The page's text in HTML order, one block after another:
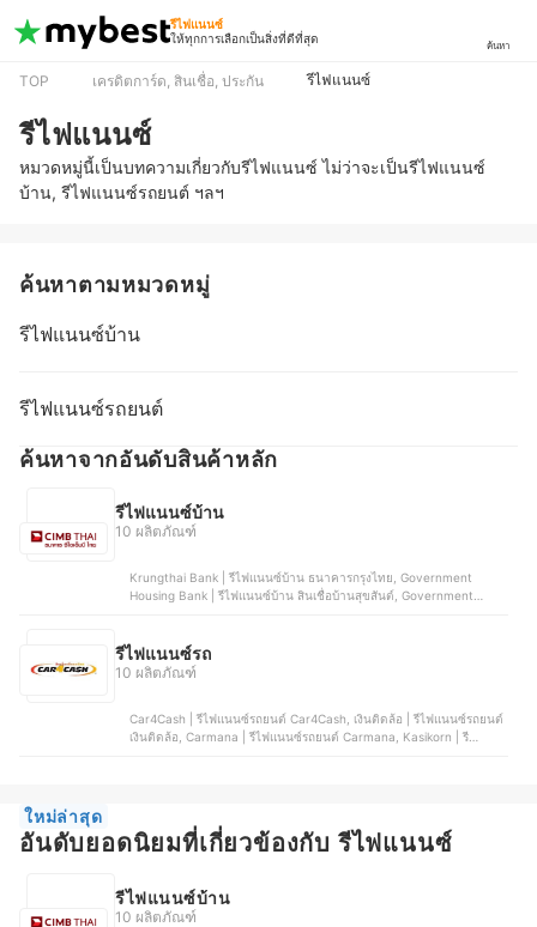
รีไฟแนนซ์
ให้ทุกการเลือกเป็นสิ่งที่ดีที่สุด
ค้นหา
TOP เครดิตการ์ด, สินเชื่อ, ประกัน รีไฟแนนซ์
รีไฟแนนซ์
หมวดหมู่นี้เป็นบทความเกี่ยวกับรีไฟแนนซ์ ไม่ว่าจะเป็นรีไฟแนนซ์
บ้าน, รีไฟแนนซ์รถยนต์ ฯลฯ
ค้นหาตามหมวดหมู่
รีไฟแนนซ์บ้าน
รีไฟแนนซ์รถยนต์
ค้นหาจากอันดับสินค้าหลัก
รีไฟแนนซ์บ้าน
10 ผลิตภัณฑ์
Krungthai Bank | รีไฟแนนซ์บ้าน ธนาคารกรุงไทย, Government
Housing Bank | รีไฟแนนซ์บ้าน สินเชื่อบ้านสุขสันต์, Government
ไฟแนนซ์บ้าน ธนาคาร ซีไอเอ็มบี ไทย
รีไฟแนนซ์รถ
10 ผลิตภัณฑ์
Car4Cash | รีไฟแนนซ์รถยนต์ Car4Cash, เงินติดล้อ | รีไฟแนนซ์รถยนต์
เงินติดล้อ, Carmana | รีไฟแนนซ์รถยนต์ Carmana, Kasikorn | รี
ใหม่ล่าสุด
อันดับยอดนิยมที่เกี่ยวข้องกับ รีไฟแนนซ์
รีไฟแนนซ์บ้าน
10 ผลิตภัณฑ์